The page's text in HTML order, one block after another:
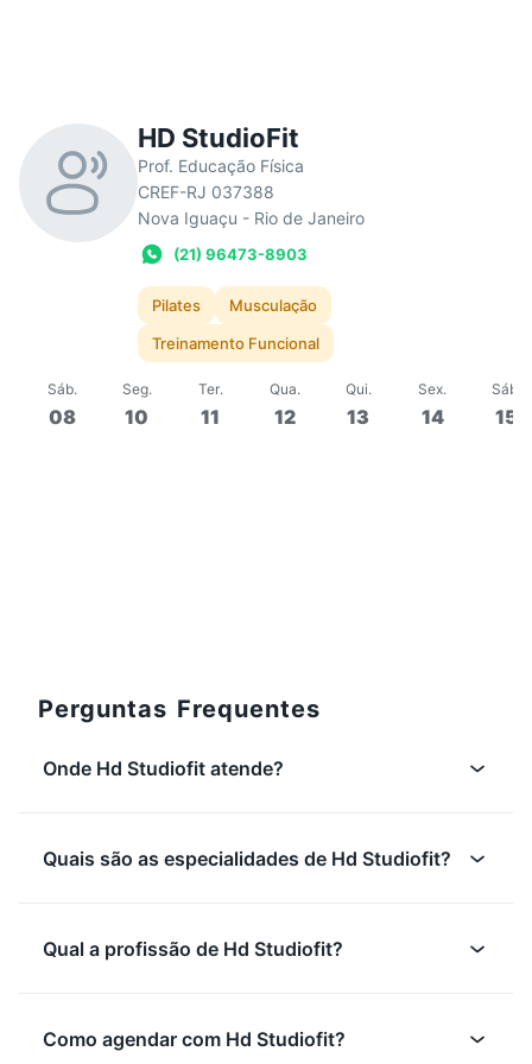
HD StudioFit
Prof. Educação Física
CREF-RJ 037388
Nova Iguaçu - Rio de Janeiro
(21) 96473-8903
Pilates
Musculação
Treinamento Funcional
Sáb.
08
Seg.
10
Ter.
11
Qua.
12
Qui.
13
Sex.
14
Sáb
15
Perguntas Frequentes
Onde Hd Studiofit atende?
Quais são as especialidades de Hd Studiofit?
Qual a profissão de Hd Studiofit?
Como agendar com Hd Studiofit?